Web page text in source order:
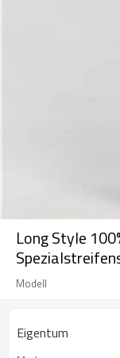
Long Style
Modell
Eigentum